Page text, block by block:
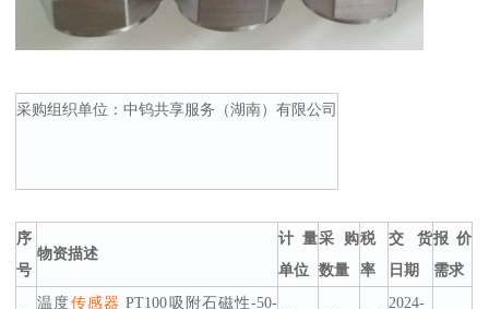
采购组织单位：中钨共享服务（湖南）有限公司
序
号
物资描述
计量
单位
采购
数量
税
率
交货
日期
报价
需求
温度传感器 PT100吸附石磁性-50-
2024-